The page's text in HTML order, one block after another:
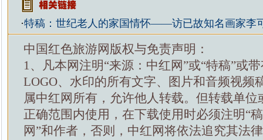
·特稿：世纪老人的家国情怀——访已故知名画家李
中国红色旅游网版权与免责声明：
1、凡本网注明“来源：中红网”或“特稿”或
LOGO、水印的所有文字、图片和音频视频
属中红网所有，允许他人转载。但转载单位
正确范围内使用，在下载使用时必须注明“
网”和作者，否则，中红网将依法追究其法